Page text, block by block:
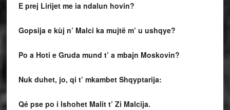
E prej Lirijet me ia ndalun hovin?
Gopsija e kùj n’ Malci ka mujtë m’ u ushqye?
Po a Hoti e Gruda mund t’ a mbajn Moskovin?
Nuk duhet, jo, qi t’ mkambet Shqyptarija:
Qé pse po i lshohet Malit t’ Zi Malcija.